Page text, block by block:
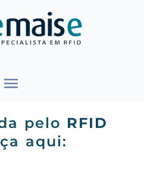
Menu
principal
pelo RFID
aqui: